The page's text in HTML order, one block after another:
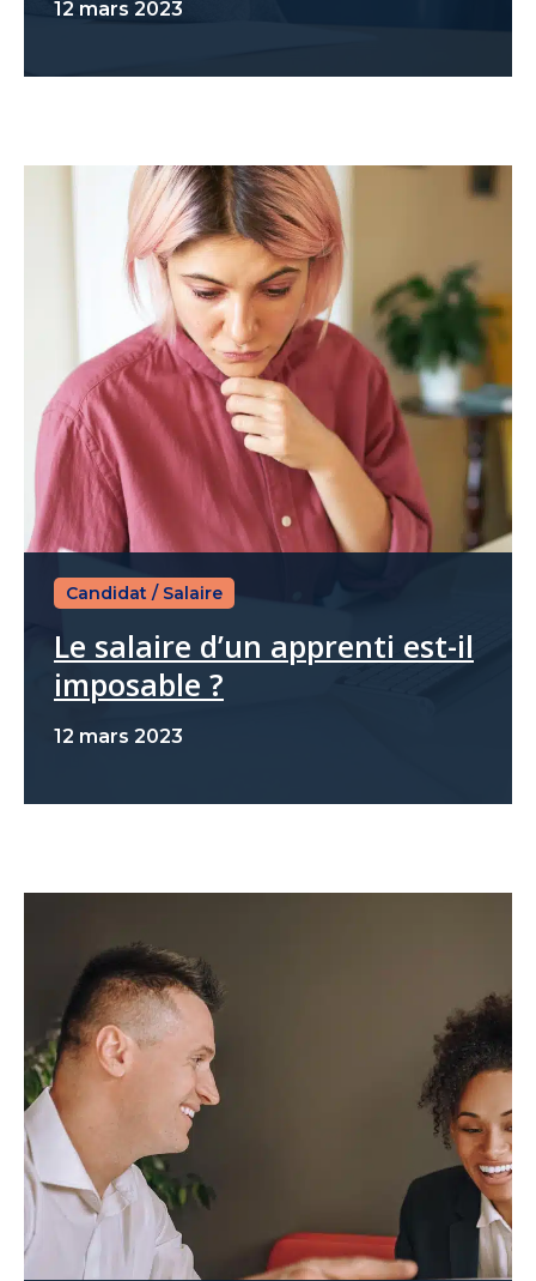
12 mars 2023
Candidat / Salaire
Le salaire d’un apprenti est-il
imposable ?
12 mars 2023